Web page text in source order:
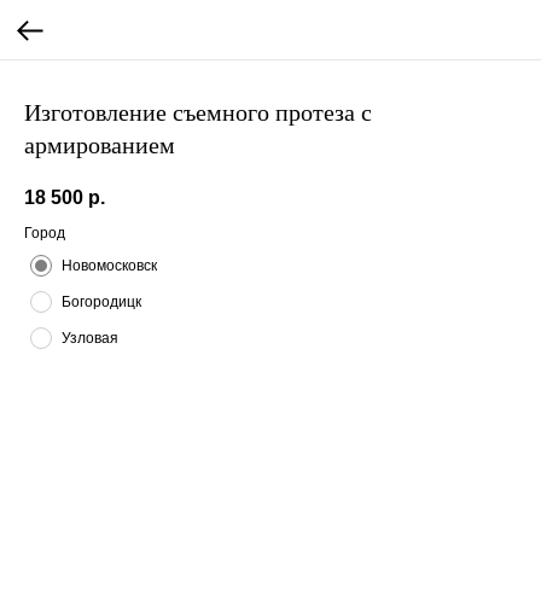
Изготовление съемного протеза с
армированием
18 500 р.
Город
Новомосковск
Богородицк
Узловая